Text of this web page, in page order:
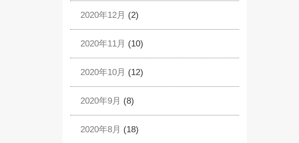
2020年12月 (2)
2020年11月 (10)
2020年10月 (12)
2020年9月 (8)
2020年8月 (18)